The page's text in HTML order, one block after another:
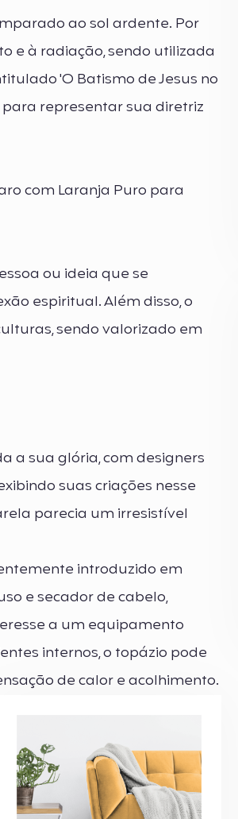
ao sol ardente. Por
e à radiação, sendo utilizada
'O Batismo de Jesus no
representar sua diretriz
com Laranja Puro para
ou ideia que se
espiritual. Além disso, o
sendo valorizado em
a sua glória, com designers
suas criações nesse
parecia um irresistível
introduzido em
e secador de cabelo,
a um equipamento
internos, o topázio pode
de calor e acolhimento.